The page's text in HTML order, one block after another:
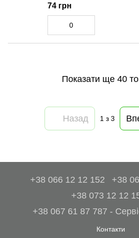
74 грн
Показати ще 40
Назад 1 з 3
+38 066 12 12 152
+38
+38 073 12 12
+38 067 61 87 787 -
Контакти